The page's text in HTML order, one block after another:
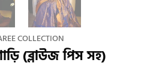
COLLECTION
(ব্লাউজ পিস সহ)